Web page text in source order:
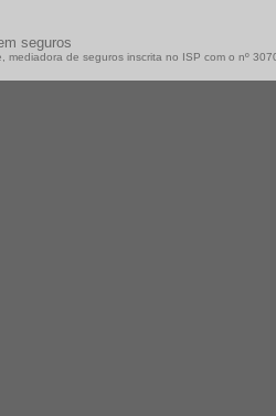
seguros
mediadora de seguros inscrita no ISP com o nº